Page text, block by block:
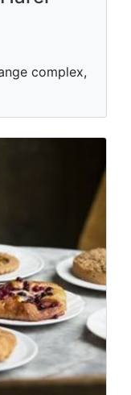
complex,